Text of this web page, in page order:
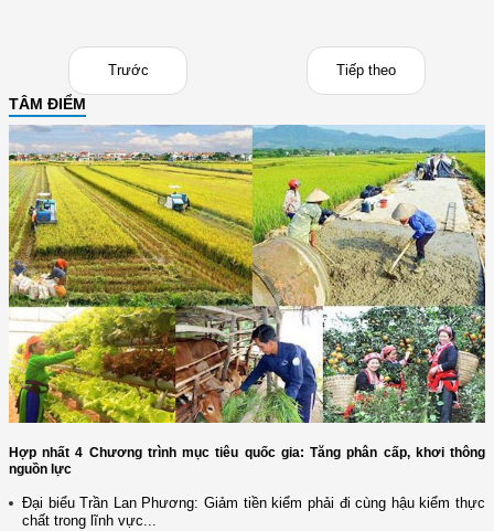
Trước Tiếp theo
TÂM ĐIỂM
Hợp nhất 4 Chương trình mục tiêu quốc gia: Tăng phân cấp, khơi thông
nguồn lực
Đại biểu Trần Lan Phương: Giảm tiền kiểm phải đi cùng hậu kiểm thực
chất trong lĩnh vực...